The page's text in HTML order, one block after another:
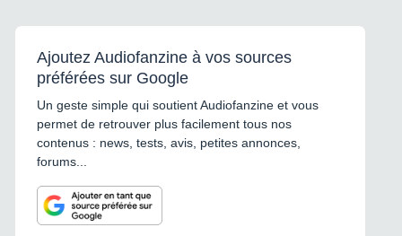
Ajoutez Audiofanzine à vos sources
préférées sur Google
Un geste simple qui soutient Audiofanzine et vous
permet de retrouver plus facilement tous nos
contenus : news, tests, avis, petites annonces,
forums...